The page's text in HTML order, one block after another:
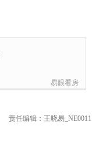
易眼看房
责任编辑：王晓易_NE0011